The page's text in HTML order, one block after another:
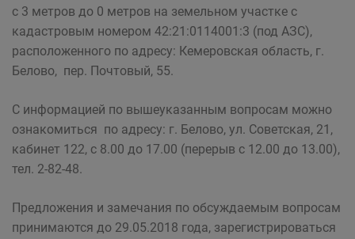
с 3 метров до 0 метров на земельном участке с
кадастровым номером 42:21:0114001:3 (под АЗС),
расположенного по адресу: Кемеровская область, г.
Белово, пер. Почтовый, 55.
С информацией по вышеуказанным вопросам можно
ознакомиться по адресу: г. Белово, ул. Советская, 21,
кабинет 122, с 8.00 до 17.00 (перерыв с 12.00 до 13.00),
тел. 2-82-48.
Предложения и замечания по обсуждаемым вопросам
принимаются до 29.05.2018 года, зарегистрироваться